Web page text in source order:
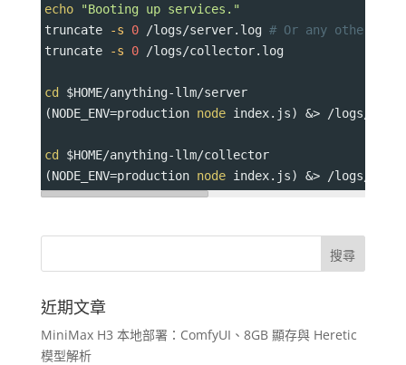
echo
"Booting up services."
truncate
-s 0 /logs/server.log # Or any other
truncate
-s 0 /logs/collector.log
cd $HOME/anything-llm/server
(NODE_ENV=production node index.js) &> /logs/
cd $HOME/anything-llm/collector
(NODE_ENV=production node index.js) &> /logs/
近期文章
MiniMax H3 本地部署：ComfyUI、8GB 顯存與 Heretic
模型解析